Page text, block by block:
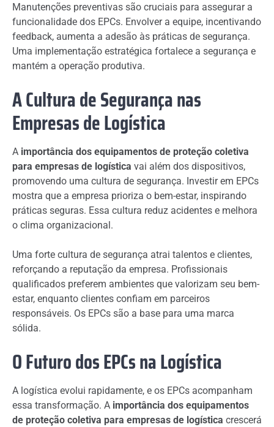
Manutenções preventivas são cruciais para assegurar a
funcionalidade dos EPCs. Envolver a equipe, incentivando
feedback, aumenta a adesão às práticas de segurança.
Uma implementação estratégica fortalece a segurança e
mantém a operação produtiva.
A Cultura de Segurança nas
Empresas de Logística
A importância dos equipamentos de proteção coletiva
para empresas de logística vai além dos dispositivos,
promovendo uma cultura de segurança. Investir em EPCs
mostra que a empresa prioriza o bem-estar, inspirando
práticas seguras. Essa cultura reduz acidentes e melhora
o clima organizacional.
Uma forte cultura de segurança atrai talentos e clientes,
reforçando a reputação da empresa. Profissionais
qualificados preferem ambientes que valorizam seu bem-
estar, enquanto clientes confiam em parceiros
responsáveis. Os EPCs são a base para uma marca
sólida.
O Futuro dos EPCs na Logística
A logística evolui rapidamente, e os EPCs acompanham
essa transformação. A importância dos equipamentos
de proteção coletiva para empresas de logística crescerá